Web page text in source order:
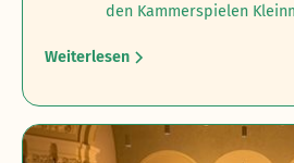
den Kammerspielen
Weiterlesen